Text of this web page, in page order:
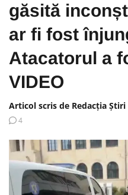
găsită
ar fi fost
Atacatorul a
VIDEO
Articol scris de Redacția Știri
4